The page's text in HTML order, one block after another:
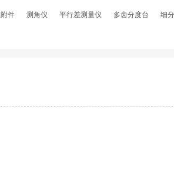
件 测角仪 平行差测量仪 多齿分度台 细